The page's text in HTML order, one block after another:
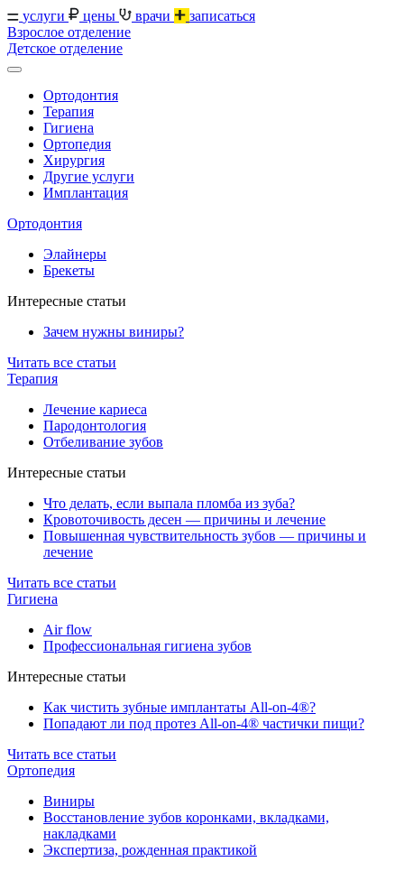
услуги цены врачи
записаться
Взрослое отделение
Детское отделение
Ортодонтия
Терапия
Гигиена
Ортопедия
Хирургия
Другие услуги
Имплантация
Ортодонтия
Элайнеры
Брекеты
Интересные статьи
Зачем нужны виниры?
Читать все статьи
Терапия
Лечение кариеса
Пародонтология
Отбеливание зубов
Интересные статьи
Что делать, если выпала пломба из зуба?
Кровоточивость десен — причины и лечение
Повышенная чувствительность зубов — причины и
лечение
Читать все статьи
Гигиена
Air flow
Профессиональная гигиена зубов
Интересные статьи
Как чистить зубные имплантаты All-on-4®?
Попадают ли под протез All-on-4® частички пищи?
Читать все статьи
Ортопедия
Виниры
Восстановление зубов коронками, вкладками,
накладками
Экспертиза, рожденная практикой